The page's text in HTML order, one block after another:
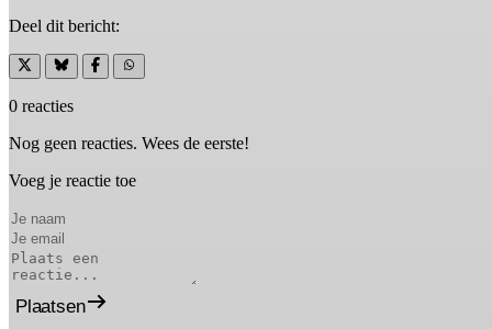
Deel dit bericht:
0 reacties
Nog geen reacties. Wees de eerste!
Voeg je reactie toe
Plaatsen